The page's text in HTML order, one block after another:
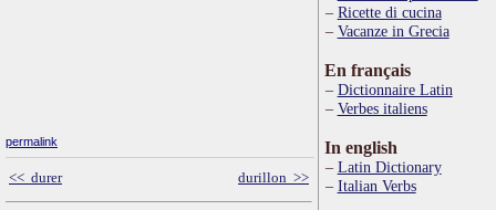
permalink
<< durer durillon >>
Ricette di cucina
Vacanze in Grecia
En français
Dictionnaire Latin
Verbes italiens
In english
Latin Dictionary
Italian Verbs